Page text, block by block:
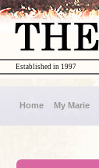
Established in 1997
Home My Marie